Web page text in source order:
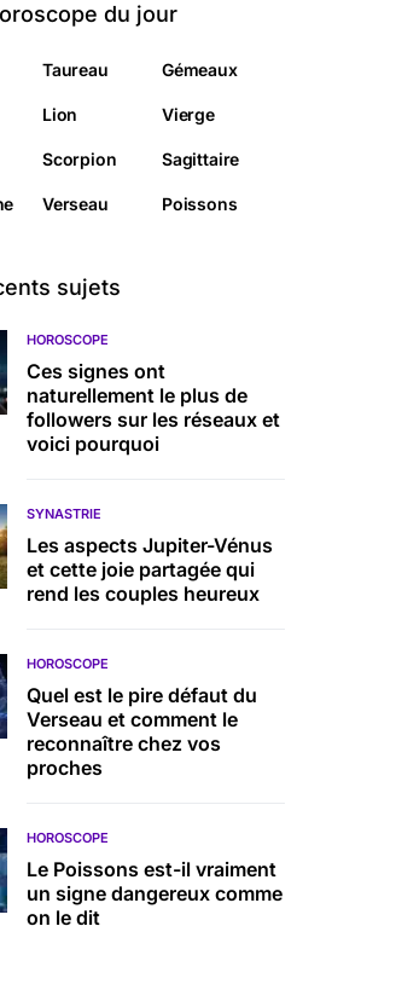
du jour
Taureau Gémeaux
Lion Vierge
Scorpion Sagittaire
Verseau Poissons
sujets
HOROSCOPE
Ces signes ont
naturellement le plus de
followers sur les réseaux et
voici pourquoi
SYNASTRIE
Les aspects Jupiter-Vénus
et cette joie partagée qui
rend les couples heureux
HOROSCOPE
Quel est le pire défaut du
Verseau et comment le
reconnaître chez vos
proches
HOROSCOPE
Le Poissons est-il vraiment
un signe dangereux comme
on le dit